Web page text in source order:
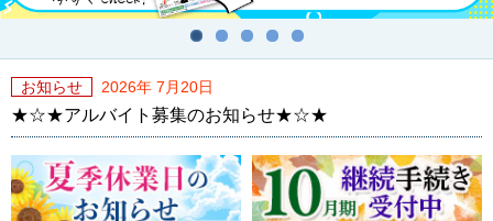
お知らせ 2026年 7月20日
★☆★アルバイト募集のお知らせ★☆★